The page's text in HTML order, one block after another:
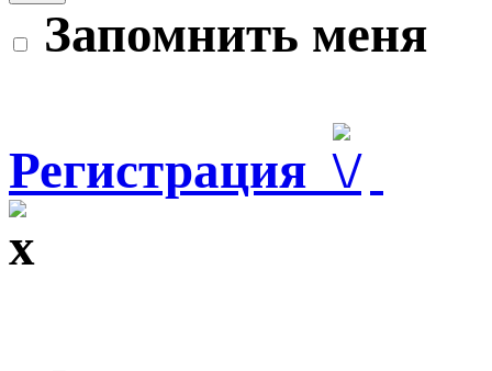
Запомнить меня
Регистрация